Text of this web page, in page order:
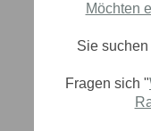
Möchten
Sie suchen
Fragen sich "